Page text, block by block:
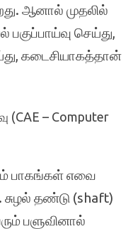
ஆனால் முதலில்
பகுப்பாய்வு செய்து,
கடைசியாகத்தான்
(CAE – Computer
பாகங்கள் எவை
தண்டு (shaft)
பளுவினால்